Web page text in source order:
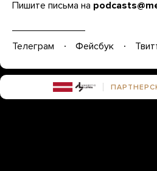
Пишите письма на
Телеграм Фейсбук